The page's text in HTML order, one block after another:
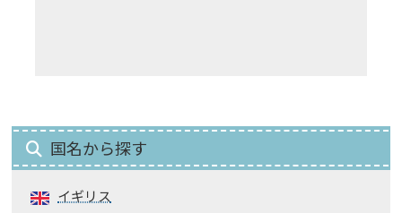
国名から探す
イギリス